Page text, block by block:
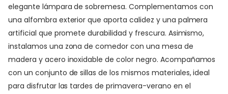
elegante lámpara de sobremesa. Complementamos con
una alfombra exterior que aporta calidez y una palmera
artificial que promete durabilidad y frescura. Asimismo,
instalamos una zona de comedor con una mesa de
madera y acero inoxidable de color negro. Acompañamos
con un conjunto de sillas de los mismos materiales, ideal
para disfrutar las tardes de primavera-verano en el